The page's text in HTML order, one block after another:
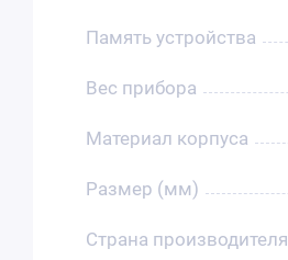
Память устройства
Вес прибора
Материал корпуса
Размер (мм)
Страна производителя